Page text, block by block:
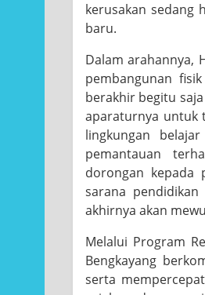
kerusakan sedang
baru.
Dalam arahannya,
pembangunan
berakhir begitu
aparaturnya untuk
lingkungan
pemantauan
dorongan kepada
sarana
akhirnya akan
Melalui Program
Bengkayang
serta